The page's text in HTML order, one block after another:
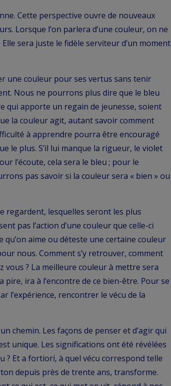
Cette perspective ouvre de nouveaux
Lorsque l’on parlera d’une couleur, on ne
sera juste le fidèle serviteur d’un moment
une couleur pour ses vertus sans tenir
Nous ne pourrons plus dire que le bleu
qui apporte un regain de jeunesse, soient
la couleur agit, autant savoir comment
à apprendre pourra être encouragé
le plus. S’il lui manque la rigueur, le violet
l’écoute, cela sera le bleu ; pour le
pas savoir si la couleur sera « bien » ou
regardent, lesquelles seront les plus
pas l’action d’une couleur que celle-ci
qu’on aime ou déteste une certaine couleur
nous. Comment s’y retrouver, comment
vous ? La meilleure couleur à mettre sera
pire, ira à l’encontre de ce bien-être. Pour se
l’expérience, rencontrer le vécu de la
chemin. Les façons de penser et d’agir qui
unique. Les significations ont été révélées
? Et a fortiori, à quel vécu correspond telle
depuis près de trente ans, transforme.